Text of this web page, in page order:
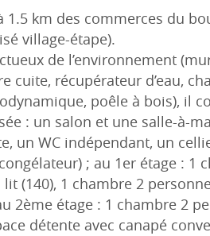
1.5 km des commerces du
village-étape).
de l’environnement
cuite, récupérateur d’eau,
poêle à bois), il
: un salon et une salle-à-
un WC indépendant, un
; au 1er étage : 1
lit (140), 1 chambre 2
2ème étage : 1 chambre 2
détente avec canapé